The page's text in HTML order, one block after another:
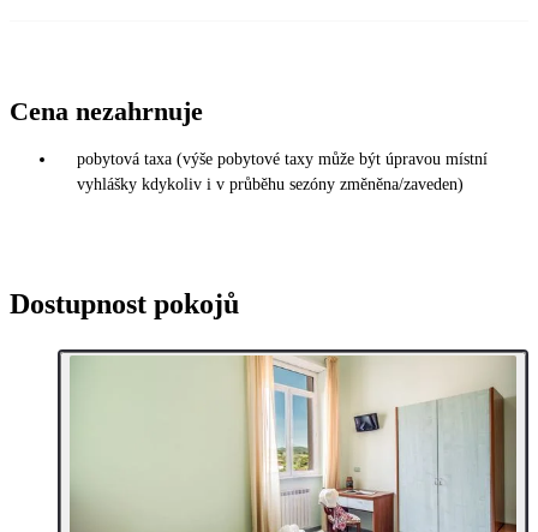
Cena nezahrnuje
pobytová taxa (výše pobytové taxy může být úpravou místní
vyhlášky kdykoliv i v průběhu sezóny změněna/zaveden)
Dostupnost pokojů